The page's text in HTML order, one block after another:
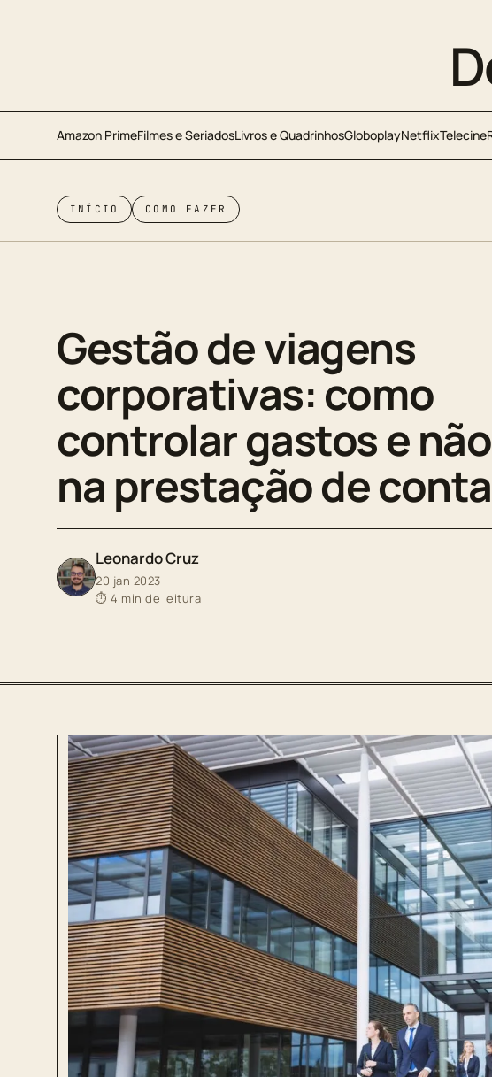
Amazon PrimeFilmes e SeriadosLivros e QuadrinhosGloboplayNetflixTelecine
INÍCIO COMO FAZER
Gestão de viagens
corporativas: como
controlar gastos e
na prestação de
Leonardo Cruz
20 jan 2023
⏱ 4 min de leitura